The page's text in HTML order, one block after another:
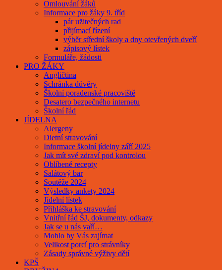
Omlouvání žáků
Informace pro žáky 9. tříd
pár užitečných rad
přijímací řízení
výběr střední školy a dny otevřených dveří
zápisový lístek
Formuláře, žádosti
PRO ŽÁKY
Angličtina
Schránka důvěry
Školní poradenské pracoviště
Desatero bezpečného internetu
Školní řád
JÍDELNA
Alergeny
Dietní stravování
Informace školní jídelny září 2025
Jak mít své zdraví pod kontrolou
Oblíbené recepty
Salátový bar
Soutěže 2024
Výsledky ankety 2024
Jídelní lístek
Přihláška ke stravování
Vnitřní řád ŠJ, dokumenty, odkazy
Jak se u nás vaří…
Mohlo by Vás zajímat
Velikost porcí pro strávníky
Zásady správné výživy dětí
KPŠ